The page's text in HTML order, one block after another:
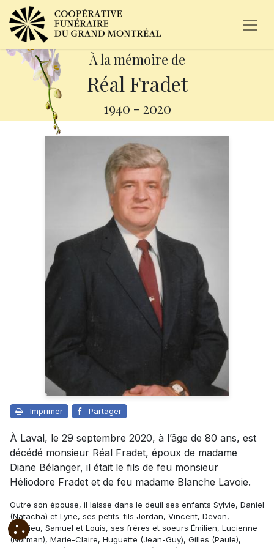
À la mémoire de
Réal Fradet
1940 - 2020
Imprimer Partager
À Laval, le 29 septembre 2020, à l’âge de 80 ans, est
décédé monsieur Réal Fradet, époux de madame
Diane Bélanger, il était le fils de feu monsieur
Héliodore Fradet et de feu madame Blanche Lavoie.
Outre son épouse, il laisse dans le deuil ses enfants Sylvie, Daniel
(Natacha) et Lyne, ses petits-fils Jordan, Vincent, Devon,
Mathieu, Samuel et Louis, ses frères et soeurs Émilien, Lucienne
(Norman), Marie-Claire, Huguette (Jean-Guy), Gilles (Paule),